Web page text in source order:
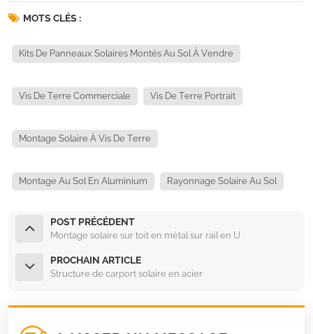
MOTS CLÉS :
Kits De Panneaux Solaires Montés Au Sol À Vendre
Vis De Terre Commerciale Vis De Terre Portrait
Montage Solaire À Vis De Terre
Montage Au Sol En Aluminium Rayonnage Solaire Au Sol
POST PRÉCÉDENT
Montage solaire sur toit en métal sur rail en U
PROCHAIN ARTICLE
Structure de carport solaire en acier